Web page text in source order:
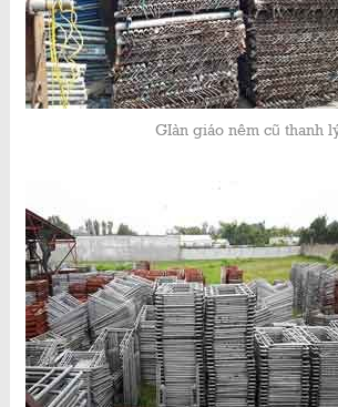
GIàn giáo nêm cũ thanh